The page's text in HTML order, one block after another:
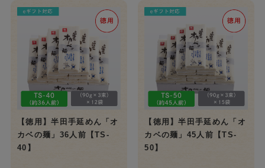
【徳用】半田手延めん「オ
カベの麺」36人前【TS-
40】
【徳用】半田手延めん「オ
カベの麺」45人前【TS-
50】